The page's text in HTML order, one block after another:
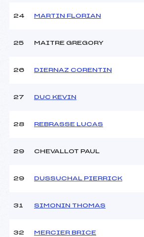
24 MARTIN FLORIAN
25 MAITRE GREGORY
26 DIERNAZ CORENTIN
27 DUC KEVIN
28 REBRASSE LUCAS
29 CHEVALLOT PAUL
29 DUSSUCHAL PIERRICK
31 SIMONIN THOMAS
32 MERCIER BRICE